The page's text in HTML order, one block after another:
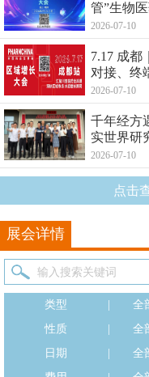
管”生物
2026-07-10
7.17 成都
对接、终
2026-07-10
千年经方
实世界研
2026-07-10
点击
展会详情
类型
全
性质
全
日期
全